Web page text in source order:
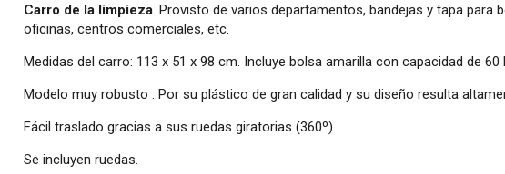
Carro de la limpieza . Provisto de varios departamentos, bandejas y tapa para
oficinas, centros comerciales, etc.
Medidas del carro: 113 x 51 x 98 cm. Incluye bolsa amarilla con capacidad de 60
Modelo muy robusto : Por su plástico de gran calidad y su diseño resulta
Fácil traslado gracias a sus ruedas giratorias (360º).
Se incluyen ruedas.